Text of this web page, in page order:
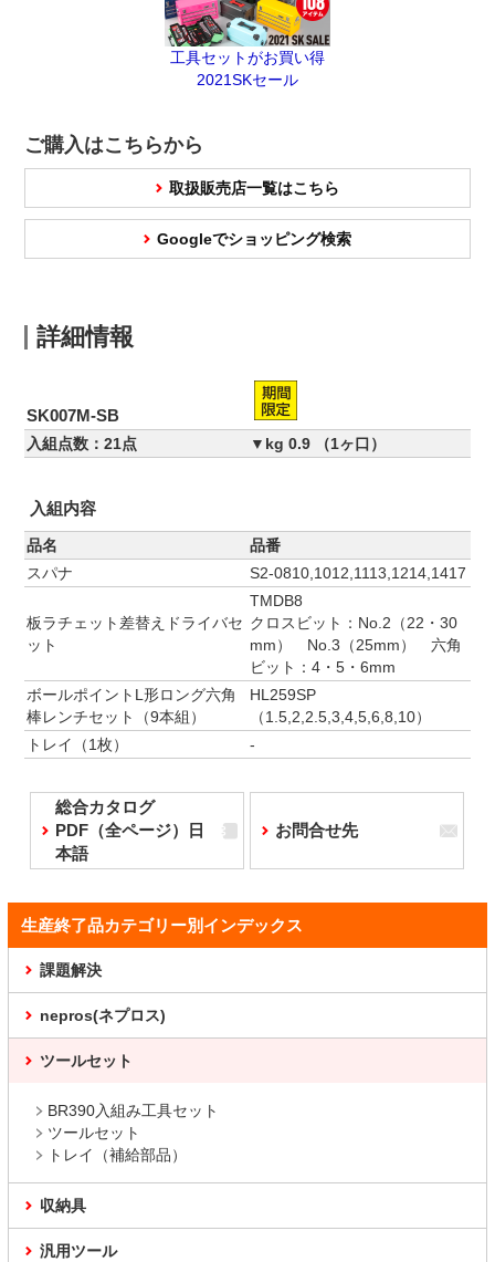
工具セットがお買い得
2021SKセール
ご購入はこちらから
取扱販売店一覧はこちら
Googleでショッピング検索
詳細情報
SK007M-SB
入組点数：21点 ▼kg 0.9 （1ヶ口）
入組内容
品名
品番
スパナ
S2-0810,1012,1113,1214,1417
板ラチェット差替えドライバセ
ット
TMDB8
クロスビット：No.2（22・30
mm） No.3（25mm） 六角
ビット：4・5・6mm
ボールポイントL形ロング六角
棒レンチセット（9本組）
HL259SP
（1.5,2,2.5,3,4,5,6,8,10）
トレイ（1枚）
-
総合カタログ
PDF（全ページ）日
本語
お問合せ先
生産終了品カテゴリー別インデックス
課題解決
nepros(ネプロス)
ツールセット
BR390入組み工具セット
ツールセット
トレイ（補給部品）
収納具
汎用ツール